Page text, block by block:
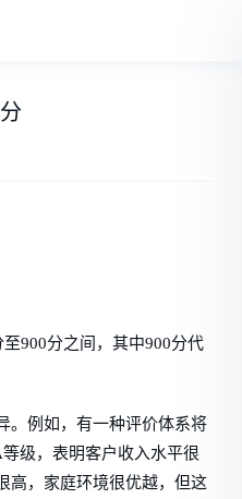
900分之间，其中900分代
。例如，有一种评价体系将
级，表明客户收入水平很
高，家庭环境很优越，但这